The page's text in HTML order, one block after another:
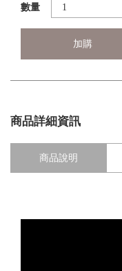
數量
加購
商品詳細資訊
商品說明